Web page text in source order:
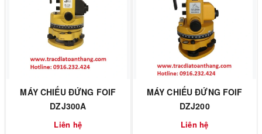
MÁY CHIẾU ĐỨNG FOIF
DZJ300A
Liên hệ
MÁY CHIẾU ĐỨNG FOIF
DZJ200
Liên hệ